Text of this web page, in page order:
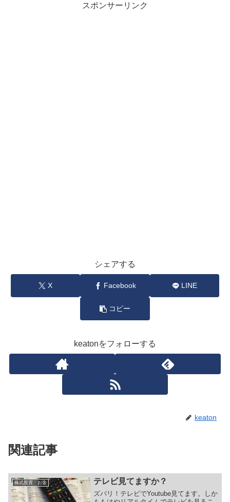
スポンサーリンク
シェアする
X Facebook LINE
コピー
keatonをフォローする
keaton
関連記事
株式投資・お金 テレビ見てますか？
ズバリ！テレビでYoutube見てます。しか